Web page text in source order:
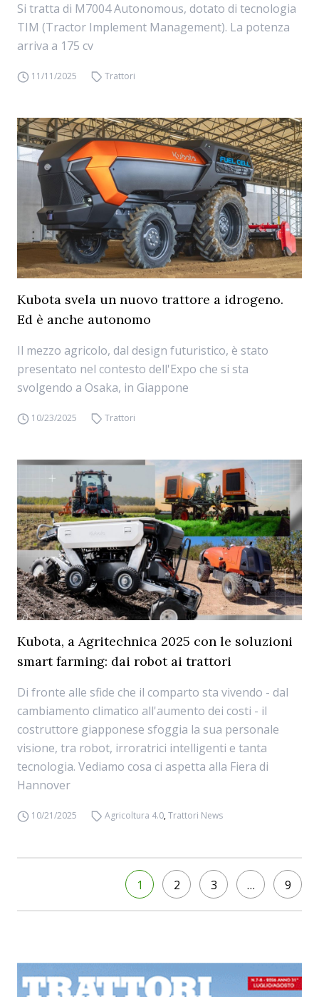
Si tratta di M7004 Autonomous, dotato di tecnologia
TIM (Tractor Implement Management). La potenza
arriva a 175 cv
11/11/2025 Trattori
Kubota svela un nuovo trattore a idrogeno.
Ed è anche autonomo
Il mezzo agricolo, dal design futuristico, è stato
presentato nel contesto dell'Expo che si sta
svolgendo a Osaka, in Giappone
10/23/2025 Trattori
Kubota, a Agritechnica 2025 con le soluzioni
smart farming: dai robot ai trattori
Di fronte alle sfide che il comparto sta vivendo - dal
cambiamento climatico all'aumento dei costi - il
costruttore giapponese sfoggia la sua personale
visione, tra robot, irroratrici intelligenti e tanta
tecnologia. Vediamo cosa ci aspetta alla Fiera di
Hannover
10/21/2025 Agricoltura 4.0,Trattori News
1 2 3 … 9